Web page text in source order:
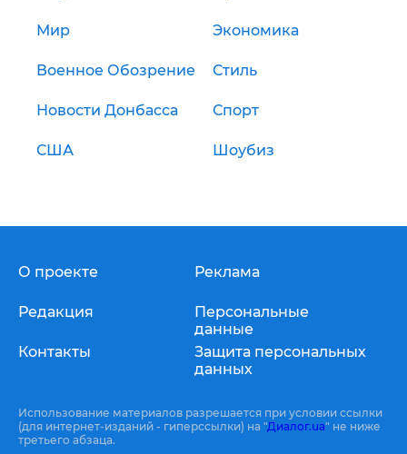
Мир Экономика
Военное Обозрение Стиль
Новости Донбасса Спорт
США Шоубиз
О проекте
Редакция
Контакты
Реклама
Персональные
данные
Защита персональных
данных
Использование материалов разрешается при условии ссылки
(для интернет-изданий - гиперссылки) на "Диалог.ua" не ниже
третьего абзаца.